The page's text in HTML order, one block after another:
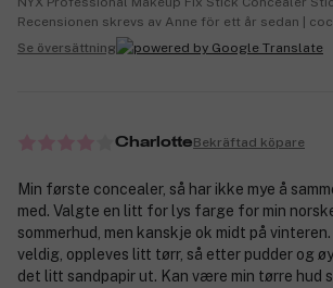
Recensionen skrevs av Anne för ett år sedan |
Se översättning
CharlotteBekräftad köpare
Min første concealer, så har ikke mye å
med. Valgte en litt for lys farge for min
sommerhud, men kanskje ok midt på
veldig, oppleves litt tørr, så etter pudder og
det litt sandpapir ut. Kan være min tørre hud